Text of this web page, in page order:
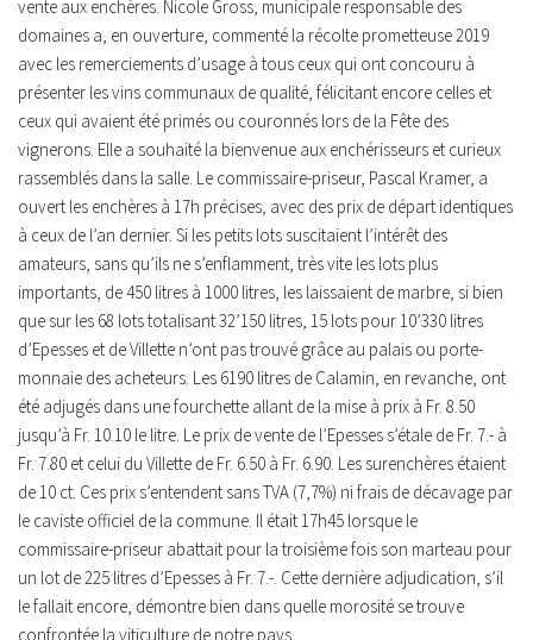
vente aux enchères. Nicole Gross, municipale responsable des
domaines a, en ouverture, commenté la récolte prometteuse 2019
avec les remerciements d’usage à tous ceux qui ont concouru à
présenter les vins communaux de qualité, félicitant encore celles et
ceux qui avaient été primés ou couronnés lors de la Fête des
vignerons. Elle a souhaité la bienvenue aux enchérisseurs et curieux
rassemblés dans la salle. Le commissaire-priseur, Pascal Kramer, a
ouvert les enchères à 17h précises, avec des prix de départ identiques
à ceux de l’an dernier. Si les petits lots suscitaient l’intérêt des
amateurs, sans qu’ils ne s’enflamment, très vite les lots plus
importants, de 450 litres à 1000 litres, les laissaient de marbre, si bien
que sur les 68 lots totalisant 32’150 litres, 15 lots pour 10’330 litres
d’Epesses et de Villette n’ont pas trouvé grâce au palais ou porte-
monnaie des acheteurs. Les 6190 litres de Calamin, en revanche, ont
été adjugés dans une fourchette allant de la mise à prix à Fr. 8.50
jusqu’à Fr. 10.10 le litre. Le prix de vente de l’Epesses s’étale de Fr. 7.- à
Fr. 7.80 et celui du Villette de Fr. 6.50 à Fr. 6.90. Les surenchères étaient
de 10 ct. Ces prix s’entendent sans TVA (7,7%) ni frais de décavage par
le caviste officiel de la commune. Il était 17h45 lorsque le
commissaire-priseur abattait pour la troisième fois son marteau pour
un lot de 225 litres d’Epesses à Fr. 7.-. Cette dernière adjudication, s’il
le fallait encore, démontre bien dans quelle morosité se trouve
confrontée la viticulture de notre pays.